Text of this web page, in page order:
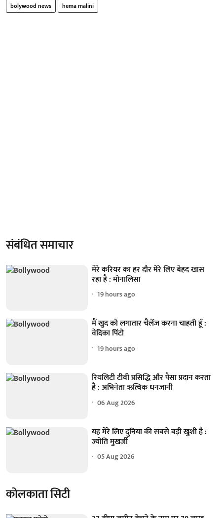
bolywood news hema malini
संबंधित समाचार
मेरे करियर का हर दौर मेरे लिए बेहद खास
रहा है : मोनालिसा
19 hours ago
मैं खुद को लगातार चैलेंज करना चाहती हूँ :
वेदिका पिंटो
19 hours ago
रियलिटी टीवी प्रसिद्धि और पैसा प्रदान करता
है : अभिनेता ऋत्विक धनजानी
06 Aug 2026
यह मेरे लिए दुनिया की सबसे बड़ी खुशी है :
ज्योति मुखर्जी
05 Aug 2026
कोलकाता सिटी